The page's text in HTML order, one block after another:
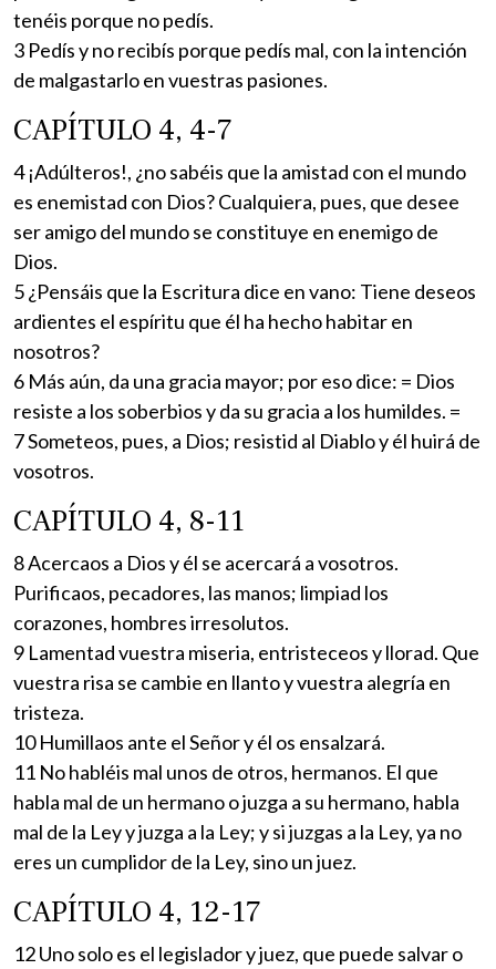
tenéis porque no pedís.
3 Pedís y no recibís porque pedís mal, con la intención
de malgastarlo en vuestras pasiones.
CAPÍTULO 4, 4-7
4 ¡Adúlteros!, ¿no sabéis que la amistad con el mundo
es enemistad con Dios? Cualquiera, pues, que desee
ser amigo del mundo se constituye en enemigo de
Dios.
5 ¿Pensáis que la Escritura dice en vano: Tiene deseos
ardientes el espíritu que él ha hecho habitar en
nosotros?
6 Más aún, da una gracia mayor; por eso dice: = Dios
resiste a los soberbios y da su gracia a los humildes. =
7 Someteos, pues, a Dios; resistid al Diablo y él huirá de
vosotros.
CAPÍTULO 4, 8-11
8 Acercaos a Dios y él se acercará a vosotros.
Purificaos, pecadores, las manos; limpiad los
corazones, hombres irresolutos.
9 Lamentad vuestra miseria, entristeceos y llorad. Que
vuestra risa se cambie en llanto y vuestra alegría en
tristeza.
10 Humillaos ante el Señor y él os ensalzará.
11 No habléis mal unos de otros, hermanos. El que
habla mal de un hermano o juzga a su hermano, habla
mal de la Ley y juzga a la Ley; y si juzgas a la Ley, ya no
eres un cumplidor de la Ley, sino un juez.
CAPÍTULO 4, 12-17
12 Uno solo es el legislador y juez, que puede salvar o